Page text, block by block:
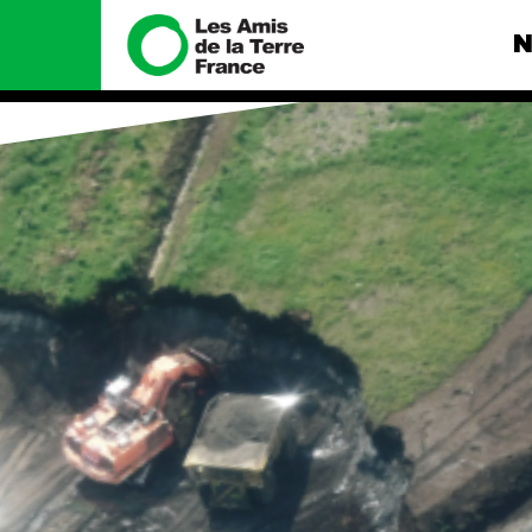
Nous connaître
Histoire
Manifeste
Missions et méthodes
Équipes et
fonctionnement
Le réseau dans le monde
Nos alliés
Je soutiens les Amis de la
Terre
Nos
Total, rendez-
tribunal
Gaz « naturel
enfumage
Mode : une
destructrice
Gaz au
violence
Nos autres